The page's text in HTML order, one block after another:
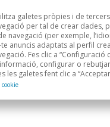
sectorial Àrees
galetes pròpies i de
per tal de crear dades,
navegació (per exemple,
anuncis adaptats al perfil
Fes clic a “Configuració
configurar o
les galetes fent clic a